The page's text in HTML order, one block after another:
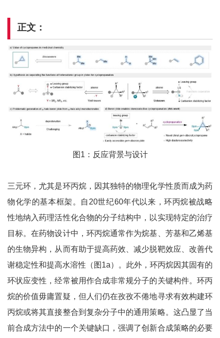
正文：
图1：反应背景与设计
三元环，尤其是环丙烷，因其独特的物理化学性质而成为药
物化学的基本框架。自20世纪60年代以来，环丙烷被战略
性地纳入药理活性化合物的分子结构中，以实现特定的治疗
目标。在药物设计中，环丙烷通常作为烷基、芳基和乙烯基
的生物异构，从而有助于提高药效、减少脱靶效应、改善代
谢稳定性和提高水溶性（图1a）。此外，环丙烷因其固有的
环状应变性，经常被用作合成非常规分子的关键构件。环丙
烷的价值毋庸置疑，但人们仍在孜孜不倦地寻求有效构建环
丙烷或将其直接整合到复杂分子中的通用策略。这凸显了当
前合成方法中的一个关键缺口，强调了创新合成策略的必要